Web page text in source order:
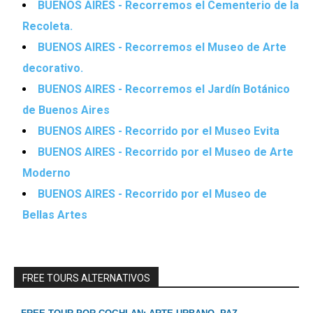
BUENOS AIRES - Recorremos el Cementerio de la
Recoleta.
BUENOS AIRES - Recorremos el Museo de Arte
decorativo.
BUENOS AIRES - Recorremos el Jardín Botánico
de Buenos Aires
BUENOS AIRES - Recorrido por el Museo Evita
BUENOS AIRES - Recorrido por el Museo de Arte
Moderno
BUENOS AIRES - Recorrido por el Museo de
Bellas Artes
FREE TOURS ALTERNATIVOS